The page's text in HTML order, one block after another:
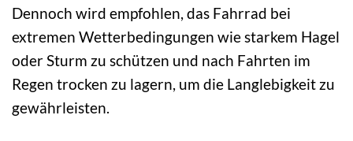
Dennoch wird empfohlen, das Fahrrad bei
extremen Wetterbedingungen wie starkem Hagel
oder Sturm zu schützen und nach Fahrten im
Regen trocken zu lagern, um die Langlebigkeit zu
gewährleisten.